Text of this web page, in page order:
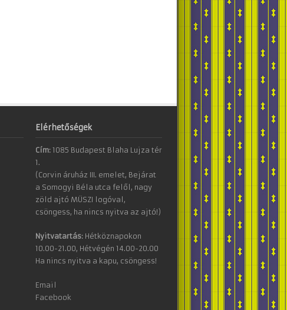
Elérhetőségek
Cím: 1085 Budapest Blaha Lujza tér
1.
(Corvin áruház III. emelet, Bejárat
a Somogyi Béla utca felől, nagy
zöld ajtó MÜSZI logóval,
csöngess, ha nincs nyitva az ajtó!)
Nyitvatartás: Hétköznapokon
10.00-21.00, Hétvégén 14.00-20.00
Ha nincs nyitva a kapu, csöngess!
Email
Facebook